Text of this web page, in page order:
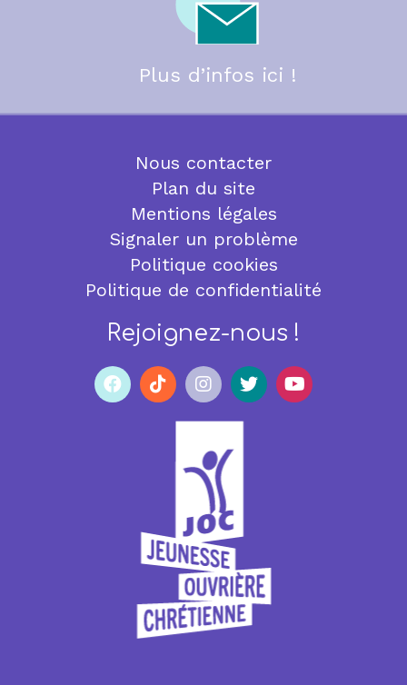
Plus d’infos ici !
Nous contacter
Plan du site
Mentions légales
Signaler un problème
Politique cookies
Politique de confidentialité
Rejoignez-nous !